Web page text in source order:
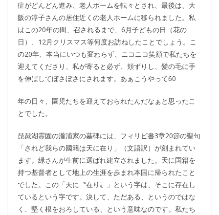
症がどんどん進み、老人ホームを転々とされ、最後は、大
阪の淳子さんの居住近くの老人ホームに移られました。私
はこの20年の間、召されるまで、6月子どもの日（花の
日）、12月クリスマス等何度お訪ねしたことでしょう。こ
の20年、本当にいつも変わらず、ニコニコ笑顔で私たちを
迎えてくださり、私が寄ると必ず、頬ずりし、髪の毛に手
を伸ばしてぼさぼさにされます。あぁこうやって60
年の日々、園児たちを迎えておられたんだなぁと思ったこ
とでした。
琵琶湖霊園の瀧浦家の墓碑には、フィリピ書3章20節の聖句
「されど我らの國籍は天に在り」（文語訳）が刻まれてい
ます。緑さんが生前に選ばれ建立されました。天に国籍を
持つ基督者として地上の生涯を歩まれ本国に帰られたこと
でした。この「天に〝在り〟」という字は、そこに存在し
ているという字です。決して、ただある、というのではな
く、堅く根をおろしている、という意味なのです。私たち